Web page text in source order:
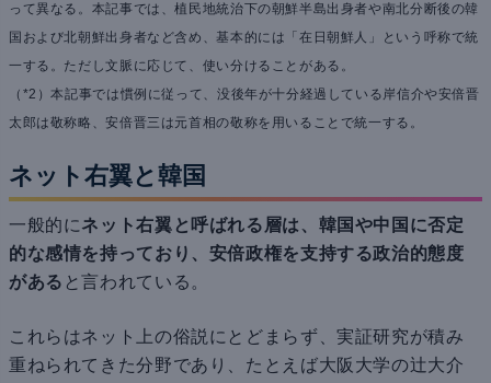
って異なる。本記事では、植民地統治下の朝鮮半島出身者や南北分断後の韓
国および北朝鮮出身者など含め、基本的には「在日朝鮮人」という呼称で統
一する。ただし文脈に応じて、使い分けることがある。
（*2）本記事では慣例に従って、没後年が十分経過している岸信介や安倍晋
太郎は敬称略、安倍晋三は元首相の敬称を用いることで統一する。
ネット右翼と韓国
一般的にネット右翼と呼ばれる層は、韓国や中国に否定
的な感情を持っており、安倍政権を支持する政治的態度
がある と言われている。
これらはネット上の俗説にとどまらず、実証研究が積み
重ねられてきた分野であり、たとえば大阪大学の辻大介